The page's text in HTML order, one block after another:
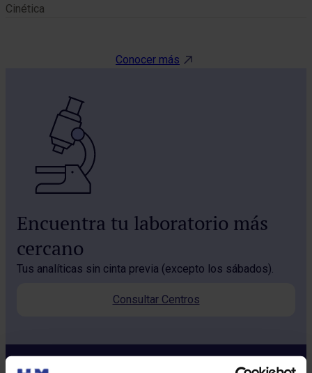
Cinética
Conocer más
Encuentra tu laboratorio más
cercano
Tus analíticas sin cinta previa (excepto los sábados).
Consultar Centros